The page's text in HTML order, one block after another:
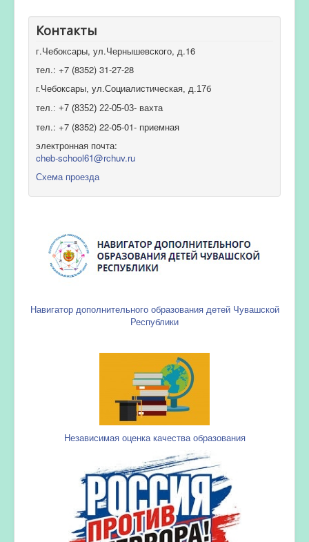
Контакты
г.Чебоксары, ул.Чернышевского, д.16
тел.: +7 (8352) 31-27-28
г.Чебоксары, ул.Социалистическая, д.17б
тел.: +7 (8352) 22-05-03- вахта
тел.: +7 (8352) 22-05-01- приемная
электронная почта:
cheb-school61@rchuv.ru
Схема проезда
Навигатор дополнительного образования детей Чувашской
Республики
Независимая оценка качества образования